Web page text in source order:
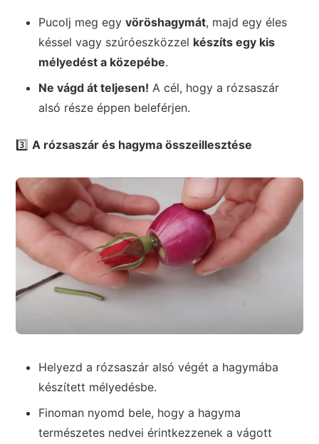
Pucolj meg egyvöröshagymát, majd egy éles
késsel vagy szúróeszközzel készíts egy kis
mélyedést a közepébe.
Ne vágd át teljesen! A cél, hogy a rózsaszár
alsó része éppen beleférjen.
3️⃣A rózsaszár és hagyma összeillesztése
Helyezd a rózsaszár alsó végét a hagymába
készített mélyedésbe.
Finoman nyomd bele, hogy a hagyma
természetes nedvei érintkezzenek a vágott